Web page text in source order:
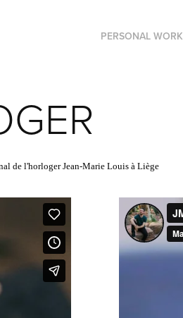
PERSONAL WORK
de l'horloger Jean-Marie Louis à Liège